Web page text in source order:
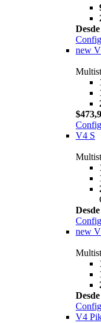
new
V4 S
new
V4